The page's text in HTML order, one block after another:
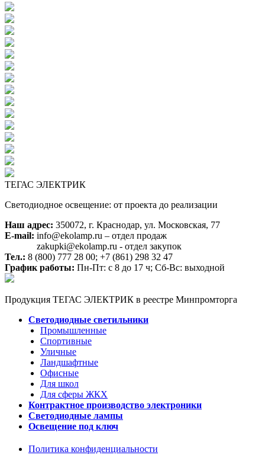
ТЕГАС ЭЛЕКТРИК
Светодиодное освещение: от проекта до реализации
Наш адрес: 350072, г. Краснодар, ул. Московская, 77
E-mail: info@ekolamp.ru – отдел продаж
zakupki@ekolamp.ru - отдел закупок
Тел.: 8 (800) 777 28 00; +7 (861) 298 32 47
График работы: Пн-Пт: с 8 до 17 ч; Сб-Вс: выходной
Продукция ТЕГАС ЭЛЕКТРИК в реестре Минпромторга
Светодиодные светильники
Промышленные
Спортивные
Уличные
Ландшафтные
Офисные
Для школ
Для сферы ЖКХ
Контрактное производство электроники
Светодиодные лампы
Освещение под ключ
Политика конфиденциальности